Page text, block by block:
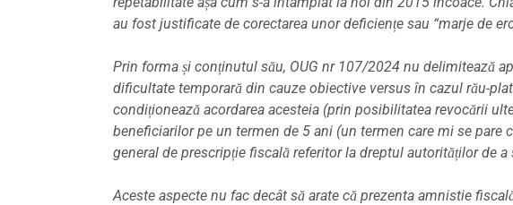
au fost justificate de corectarea unor deficiențe sau “marje de
Prin forma și conținutul său, OUG nr 107/2024 nu delimitează
dificultate temporară din cauze obiective versus în cazul rău-
condiționează acordarea acesteia (prin posibilitatea revocării
beneficiarilor pe un termen de 5 ani (un termen care mi se pare
general de prescripție fiscală referitor la dreptul autorităților de
Aceste aspecte nu fac decât să arate că prezenta amnistie